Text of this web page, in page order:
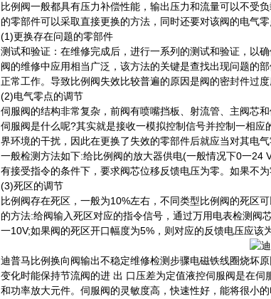
比例阀一般都具有压力补偿性能，输出压力和流量可以不受
的零部件可以采取直接更换的方法，同时还要对该阀的电气
(1)更换存在问题的零部件
测试和验证：在维修完成后，进行一系列的测试和验证，以
阀的维修中应用相当广泛，该方法的关键是查找出现问题的
正常工作。导致比例阀失效比较普遍的原因是阀的密封件过
(2)电气零点的调节
伺服阀的结构非常复杂，前阀有喷嘴挡板、射流管、主阀芯
伺服阀是什么呢?其实就是接收一模拟控制信号并控制一相
界环境的干扰，因此在更换了失效的零部件后就应当对其电
一般检测方法如下:给比例阀的放大器供电(一般情况下0一
有接受指令的条件下，要求阀芯位移反馈电压为零。如果不
(3)死区的调节
比例阀存在死区，一般为10%左右，不同类型比例阀的死区
的方法:给阀输入死区对应的指令信号，通过万用电表检测
一10V;如果阀的死区开口幅度为5%，则对应的反馈电压应该
迪普马比例换向阀输出不稳定维修检测步骤电磁铁线圈烧坏
变化时能保持节流阀的进 出 口压差为定值液控伺服阀是在
和功率放大元件。伺服阀的灵敏度高，快速性好，能将很小